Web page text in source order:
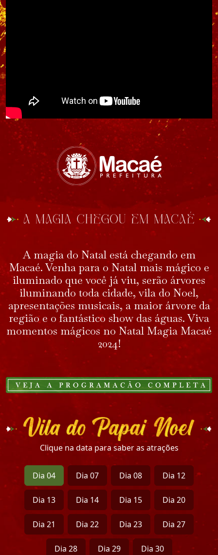
A magia do Natal está chegando em
Macaé. Venha para o Natal mais mágico e
iluminado que você já viu, serão árvores
iluminando toda cidade, vila do Noel,
apresentações musicais, a maior árvore da
região e o fantástico show das águas. Viva
momentos mágicos no Natal Magia Macaé
2024!
Clique na data para saber as atrações
Dia 04 Dia 07 Dia 08 Dia 12
Dia 13 Dia 14 Dia 15 Dia 20
Dia 21 Dia 22 Dia 23 Dia 27
Dia 28 Dia 29 Dia 30